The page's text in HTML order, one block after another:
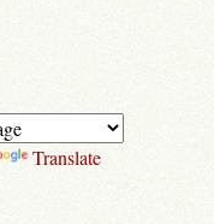
Translate